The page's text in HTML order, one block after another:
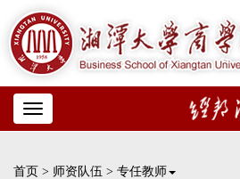
Toggle
navigation
首页 > 师资队伍 > 专任教师